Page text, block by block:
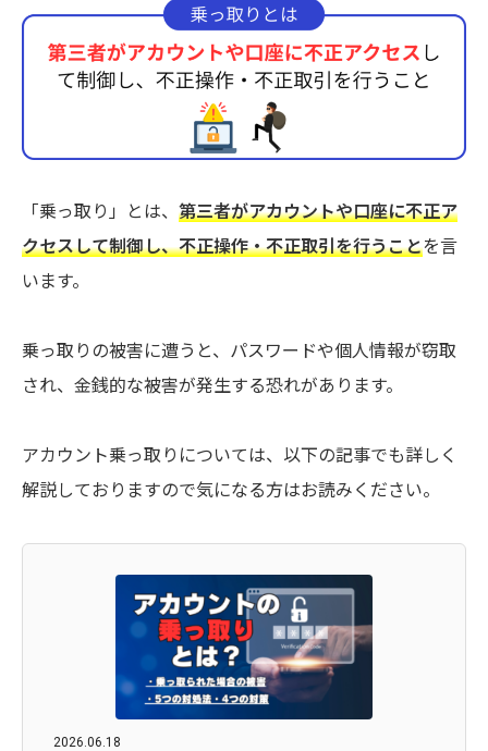
「乗っ取り」とは、 第三者がアカウントや口座に不正ア
クセスして制御し、不正操作・不正取引を行うことを言
います。
乗っ取りの被害に遭うと、パスワードや個人情報が窃取
され、金銭的な被害が発生する恐れがあります。
アカウント乗っ取りについては、以下の記事でも詳しく
解説しておりますので気になる方はお読みください。
2026.06.18